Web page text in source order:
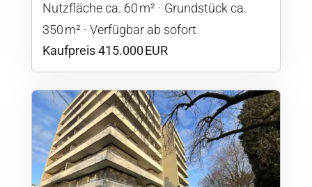
Nutzfläche ca. 60 m²
Grund­stück ca.
350 m²
Verfügbar ab sofort
Kaufpreis 415.000 EUR